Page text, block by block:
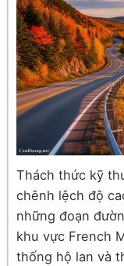
Thách thức kỹ
chênh lệch độ
những đoạn
khu vực French
thống hộ lan và